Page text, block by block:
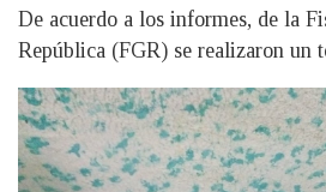
De acuerdo a los informes, de la
República (FGR) se realizaron un